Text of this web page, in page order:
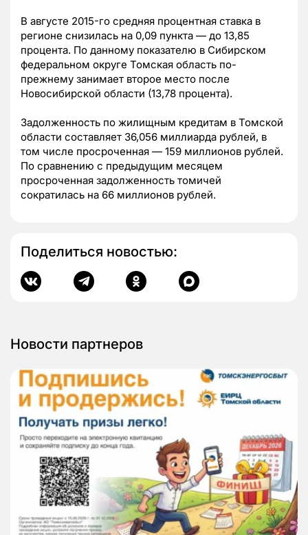
В августе 2015-го средняя процентная ставка в
регионе снизилась на 0,09 пункта — до 13,85
процента. По данному показателю в Сибирском
федеральном округе Томская область по-
прежнему занимает второе место после
Новосибирской области (13,78 процента).
Задолженность по жилищным кредитам в Томской
области составляет 36,056 миллиарда рублей, в
том числе просроченная — 159 миллионов рублей.
По сравнению с предыдущим месяцем
просроченная задолженность томичей
сократилась на 66 миллионов рублей.
Поделиться новостью:
Новости партнеров